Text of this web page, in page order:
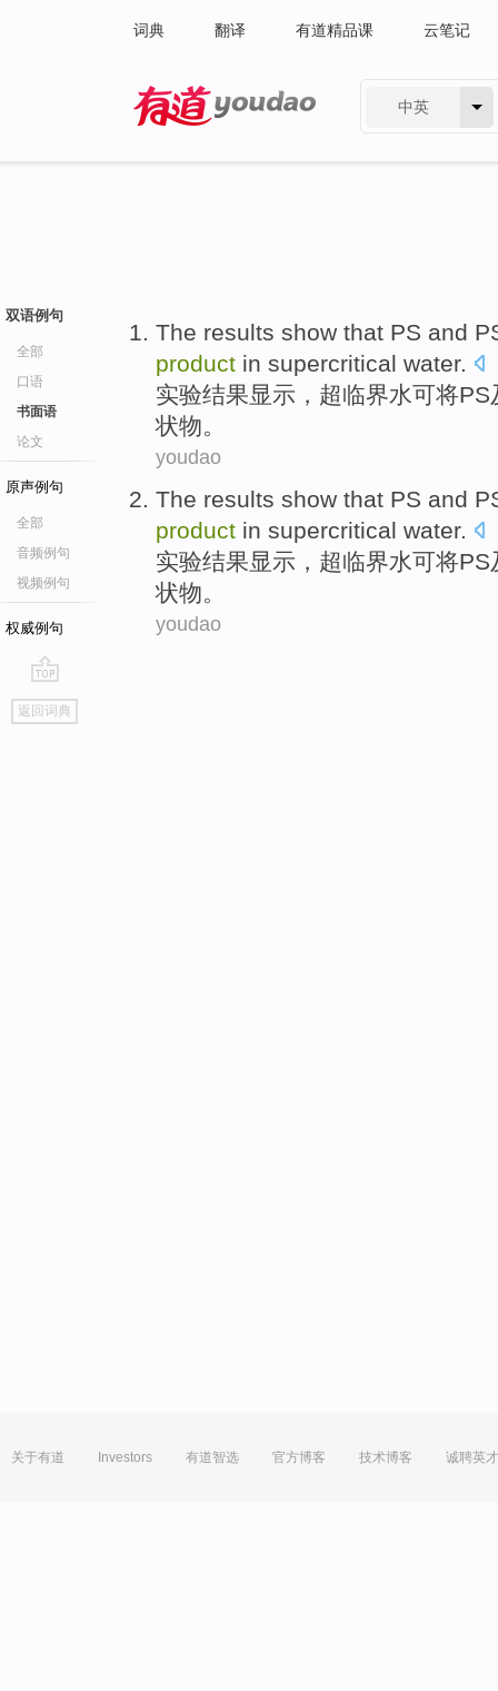
词典 翻译 有道精品课 云笔记
中英
双语例句
全部
口语
书面语
论文
原声例句
全部
音频例句
视频例句
权威例句
go
top
返回词典
The results show that PS and
product in supercritical water.
实验结果显示 ，超临界水可将PS
状物。
youdao
The results show that PS and
product in supercritical water.
实验结果显示 ，超临界水可将PS
状物。
youdao
关于有道 Investors 有道智选 官方博客 技术博客 诚聘英才